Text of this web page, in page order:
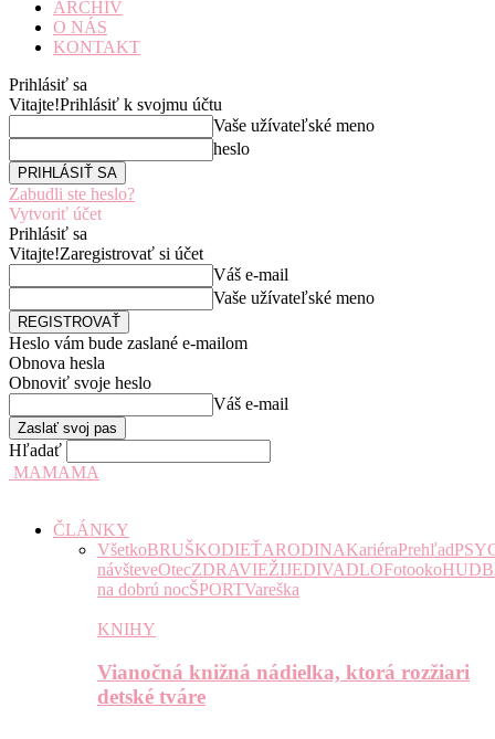
ARCHÍV
O NÁS
KONTAKT
Prihlásiť sa
Vitajte!Prihlásiť k svojmu účtu
Vaše užívateľské meno
heslo
Zabudli ste heslo?
Vytvoriť účet
Prihlásiť sa
Vitajte!Zaregistrovať si účet
Váš e-mail
Vaše užívateľské meno
Heslo vám bude zaslané e-mailom
Obnova hesla
Obnoviť svoje heslo
Váš e-mail
Hľadať
MAMAMA
ČLÁNKY
VšetkoBRUŠKODIEŤARODINAKariéraPrehľad
návšteveOtecZDRAVIEŽIJEDIVADLOFotooko
na dobrú nocŠPORTVareška
KNIHY
Vianočná knižná nádielka, ktorá rozžiari
detské tváre